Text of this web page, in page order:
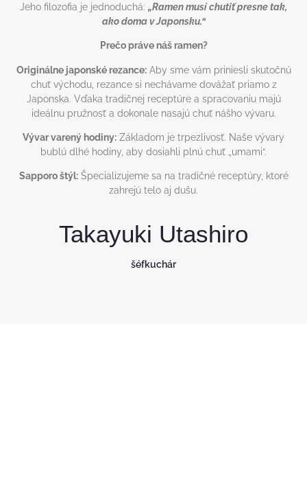
Jeho filozofia je jednoduchá: „Ramen musí chutiť presne tak,
ako doma v Japonsku.“
Prečo práve náš ramen?
Originálne japonské rezance:Aby sme vám priniesli skutočnú
chuť východu, rezance si nechávame dovážať priamo z
Japonska. Vďaka tradičnej receptúre a spracovaniu majú
ideálnu pružnosť a dokonale nasajú chuť nášho vývaru.
Vývar varený hodiny: Základom je trpezlivosť. Naše vývary
bublú dlhé hodiny, aby dosiahli plnú chuť „umami“.
Sapporo štýl:Špecializujeme sa na tradičné receptúry, ktoré
zahrejú telo aj dušu.
Takayuki Utashiro
šéfkuchár